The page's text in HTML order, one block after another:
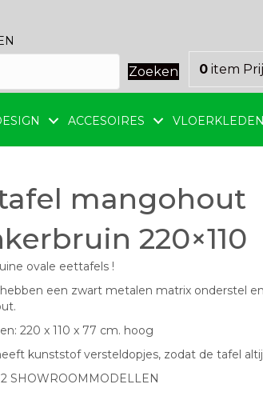
Zoeken 0 item
ACCESOIRES VLOERKLEDEN
mangohout
220×110
ovale eettafels !
een zwart metalen matrix onderstel
220 x 110 x 77 cm. hoog
kunststof versteldopjes, zodat de tafel
2 SHOWROOMMODELLEN